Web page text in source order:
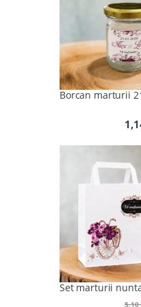
Borcan marturii
Set marturii
5,10